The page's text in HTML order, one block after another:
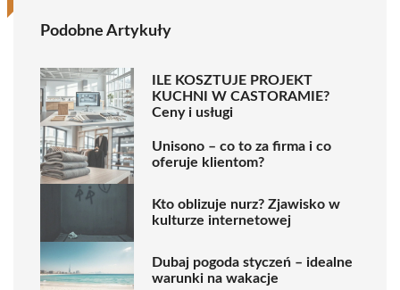
Podobne Artykuły
ILE KOSZTUJE PROJEKT
KUCHNI W CASTORAMIE?
Ceny i usługi
Unisono – co to za firma i co
oferuje klientom?
Kto oblizuje nurz? Zjawisko w
kulturze internetowej
Dubaj pogoda styczeń – idealne
warunki na wakacje